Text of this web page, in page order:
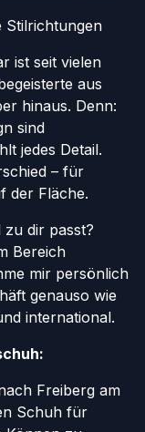
ist seit vielen
aus
hinaus. Denn:
sind
jedes Detail.
– für
der Fläche.
dir passt?
Bereich
mir persönlich
genauso wie
international.
Freiberg am
Schuh für